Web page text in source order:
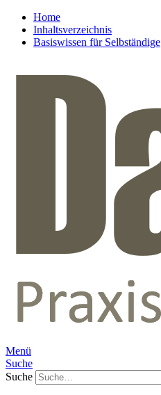
Home
Inhaltsverzeichnis
Basiswissen für Selbständige
Menü
Suche
Suche